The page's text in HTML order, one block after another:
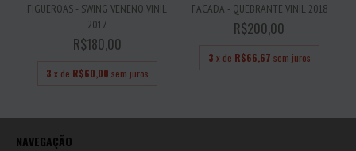
FIGUEROAS - SWING VENENO VINIL
2017
R$180,00
3 x de R$60,00 sem juros
FACADA - QUEBRANTE VINIL 2018
R$200,00
3 x de R$66,67 sem juros
NAVEGAÇÃO